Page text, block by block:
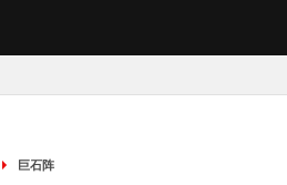
巨石阵